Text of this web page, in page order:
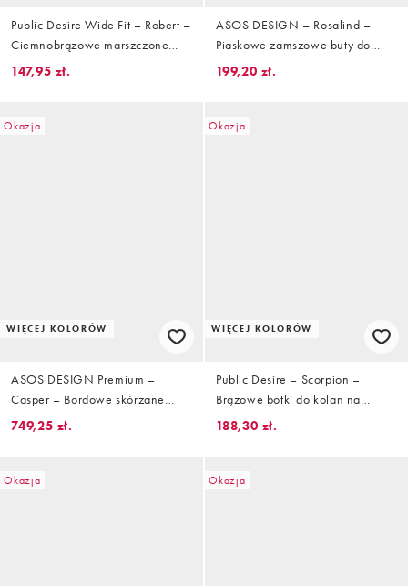
Public Desire Wide Fit – Robert –
Ciemnobrązowe marszczone
botki do kostki na obcasie
147,95 zł.
ASOS DESIGN – Rosalind –
Piaskowe zamszowe buty do
kostki na obcasie-kaczuszce
199,20 zł.
Okazja
WIĘCEJ KOLORÓW
ASOS DESIGN Premium –
Casper – Bordowe skórzane
kozaki do kolan z okrągłymi
749,25 zł.
Okazja
WIĘCEJ KOLORÓW
Public Desire – Scorpion –
Brązowe botki do kolan na
obcasie z kwadratowymi
188,30 zł.
Okazja Okazja